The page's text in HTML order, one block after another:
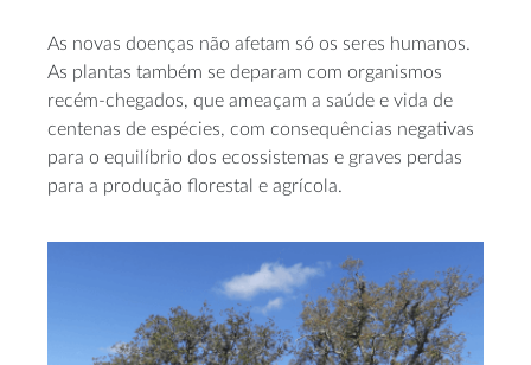
As novas doenças não afetam só os seres humanos.
As plantas também se deparam com organismos
recém-chegados, que ameaçam a saúde e vida de
centenas de espécies, com consequências negativas
para o equilíbrio dos ecossistemas e graves perdas
para a produção florestal e agrícola.